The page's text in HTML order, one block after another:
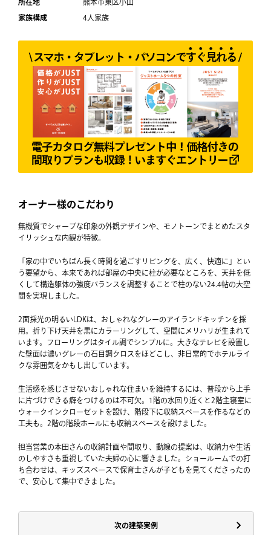
サイトマップ
所在地 熊本市東区小山
家族構成 4人家族
オーナー様のこだわり
無機質でシャープな印象の外観デザインや、モノトーンでまとめたスタ
イリッシュな内観が特徴。
「家の中でいちばん長く時間を過ごすリビングを、広く、快適に」とい
う要望から、本来であれば部屋の中央に柱が必要なところを、天井を低
くして構造躯体の強度バランスを調整することで柱のない24.4帖の大空
間を実現しました。
2面採光の明るいLDKは、おしゃれなグレーのアイランドキッチンを採
用。折り下げ天井を黒にカラーリングして、空間にメリハリが生まれて
います。フローリングはタイル調でシンプルに。大きなテレビを設置し
た壁面は濃いグレーの石目調クロスをほどこし、非日常的でホテルライ
クな雰囲気をかもし出しています。
生活感を感じさせないおしゃれな住まいを維持するには、普段から上手
に片づけできる癖をつけるのは不可欠。1階の水回り近くと2階主寝室に
ウォークインクローゼットを設け、階段下に収納スペースを作るなどの
工夫も。2階の階段ホールにも収納スペースを設けました。
担当営業の本田さんの収納計画や間取り、動線の提案は、収納力や生活
のしやすさも重視していた夫婦の心に響きました。ショールームでの打
ち合わせは、キッズスペースで保育士さんが子どもを見てくださったの
で、安心して集中できました。
次の建築実例